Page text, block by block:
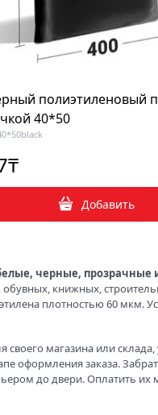
полиэтиленовый
40*50
₸
Добавить
черные, прозрачные
обувных, книжных,
плотностью 60 мкм.
своего магазина или
оформления заказа.
до двери. Оплатить